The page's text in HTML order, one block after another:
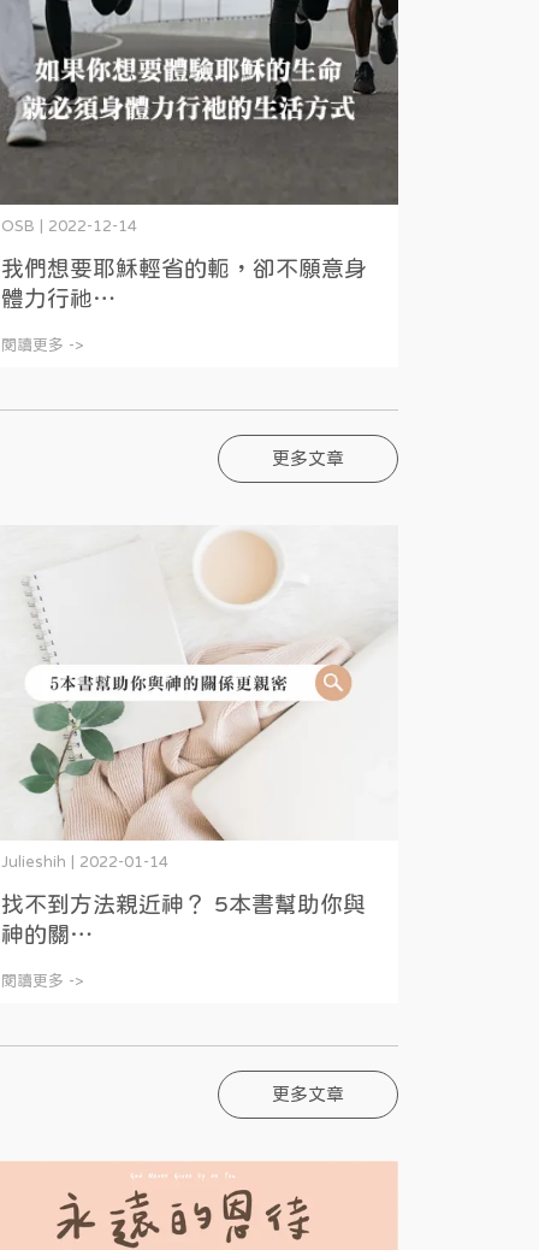
OSB | 2022-12-14
我們想要耶穌輕省的軛，卻不願意身
體力行祂⋯
閱讀更多 ->
更多文章
Julieshih | 2022-01-14
找不到方法親近神？ 5本書幫助你與
神的關⋯
閱讀更多 ->
更多文章